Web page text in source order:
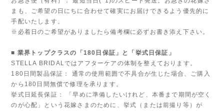
まも、ご希望の日にちに合わせて確実にお届けできるよう優先的に
手配いたします。
※必着日のご希望がありましたら備考欄に必ずお書き添え下さい。
■ 業界トップクラスの「180日保証」と「挙式日保証」
STELLA BRIDALではアフターケアの体制を整えております。
180日間製品保証： 通常の使用範囲で不具合が生じた場合、ご購入
から180日間無償で修理を承ります。
挙式日延長保証： 「早めに準備したいけれど、本番まで期間が空く
のが心配」という花嫁さまのために、挙式（または前撮り等）が